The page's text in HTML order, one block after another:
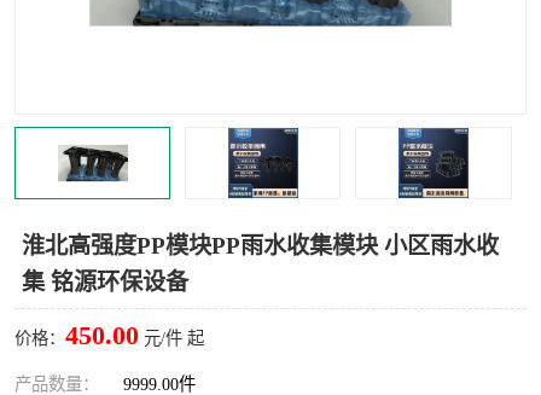
淮北高强度PP模块PP雨水收集模块 小区雨水收
集 铭源环保设备
价格： 450.00 元/件 起
产品数量： 9999.00件
一体化泵闸
真空冲洗设备
水平自清洗格栅